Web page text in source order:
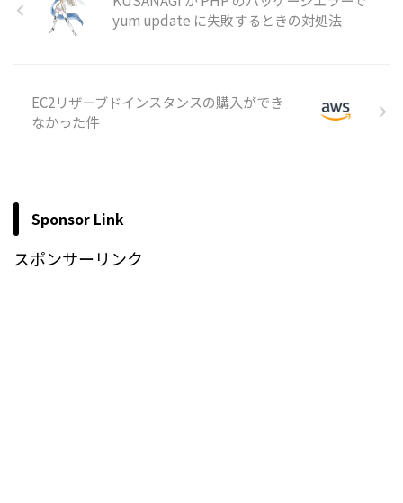
yum update に失敗するときの対処法
EC2リザーブドインスタンスの購入ができ
なかった件
Sponsor Link
スポンサーリンク